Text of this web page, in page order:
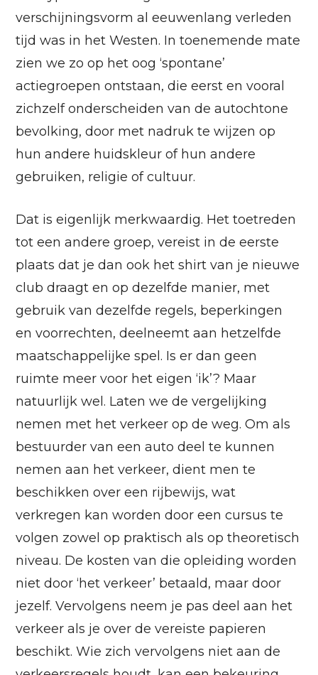
verschijningsvorm al eeuwenlang verleden
tijd was in het Westen. In toenemende mate
zien we zo op het oog ‘spontane’
actiegroepen ontstaan, die eerst en vooral
zichzelf onderscheiden van de autochtone
bevolking, door met nadruk te wijzen op
hun andere huidskleur of hun andere
gebruiken, religie of cultuur.
Dat is eigenlijk merkwaardig. Het toetreden
tot een andere groep, vereist in de eerste
plaats dat je dan ook het shirt van je nieuwe
club draagt en op dezelfde manier, met
gebruik van dezelfde regels, beperkingen
en voorrechten, deelneemt aan hetzelfde
maatschappelijke spel. Is er dan geen
ruimte meer voor het eigen ‘ik’? Maar
natuurlijk wel. Laten we de vergelijking
nemen met het verkeer op de weg. Om als
bestuurder van een auto deel te kunnen
nemen aan het verkeer, dient men te
beschikken over een rijbewijs, wat
verkregen kan worden door een cursus te
volgen zowel op praktisch als op theoretisch
niveau. De kosten van die opleiding worden
niet door ‘het verkeer’ betaald, maar door
jezelf. Vervolgens neem je pas deel aan het
verkeer als je over de vereiste papieren
beschikt. Wie zich vervolgens niet aan de